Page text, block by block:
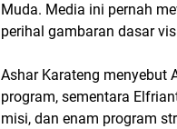
Muda. Media ini pernah
perihal gambaran dasar
Ashar Karateng menyebut
program, sementara
misi, dan enam program